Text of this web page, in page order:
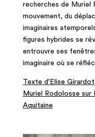
recherches de Muriel
mouvement, du
imaginaires
figures hybrides se
entrouvre ses
imaginaire où se
Texte d'Elise Girardot
Muriel Rodolosse
Aquitaine